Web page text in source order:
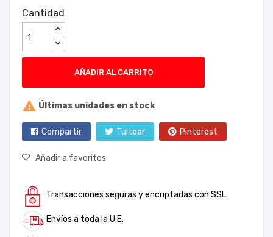
Cantidad
AÑADIR AL CARRITO
 Últimas unidades en stock
Compartir Tuitear Pinterest
Añadir a favoritos
Transacciones seguras y encriptadas con SSL.
Envíos a toda la U.E.